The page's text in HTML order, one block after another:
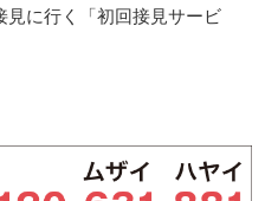
に行く「初回接見サービ